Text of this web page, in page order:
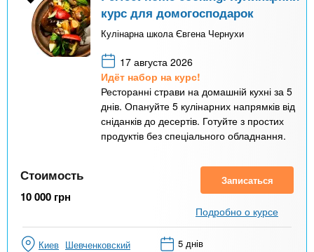
курс для домогосподарок
Кулінарна школа Євгена Чернухи
17 августа 2026
Идёт набор на курс!
Ресторанні страви на домашній кухні за 5
днів. Опануйте 5 кулінарних напрямків від
сніданків до десертів. Готуйте з простих
продуктів без спеціального обладнання.
Стоимость
10 000 грн
Записаться
Подробно о курсе
Киев Шевченковский 5 днів